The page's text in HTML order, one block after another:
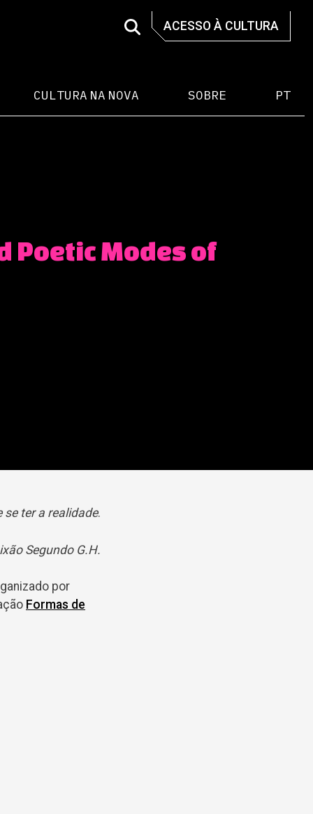
ACESSO À CULTURA
CULTURA NA NOVA SOBRE PT
Poetic Modes of
se ter a realidade.
Segundo G.H.
por
Formas de